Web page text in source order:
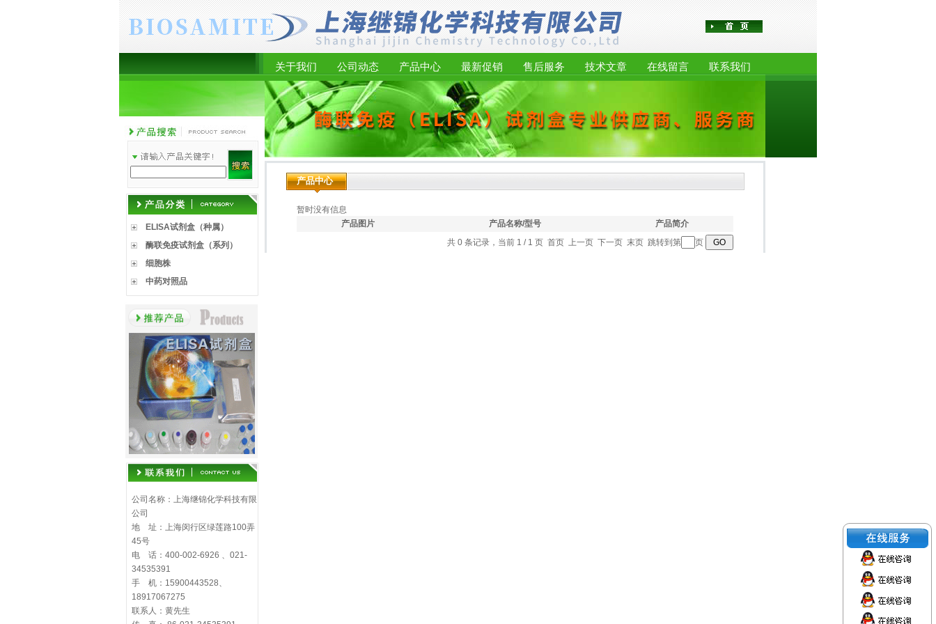
关于我们 公司动态 产品中心 最新促销 售后服务 技术文章 在线留言 联系我们
ELISA试剂盒（种属）
酶联免疫试剂盒（系列）
细胞株
中药对照品
公司名称：上海继锦化学科技有限
公司
地 址：上海闵行区绿莲路100弄
45号
电 话：400-002-6926 、021-
34535391
手 机：15900443528、
18917067275
联系人：黄先生
产品中心
暂时没有信息
产品图片
产品名称/型号
产品简介
共 0 条记录，当前 1 / 1 页 首页 上一页 下一页 末页 跳转到第
页